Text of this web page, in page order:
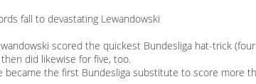
fall to devastating Lewandowski
scored the quickest Bundesliga hat-trick
did likewise for five, too.
became the first Bundesliga substitute to score more